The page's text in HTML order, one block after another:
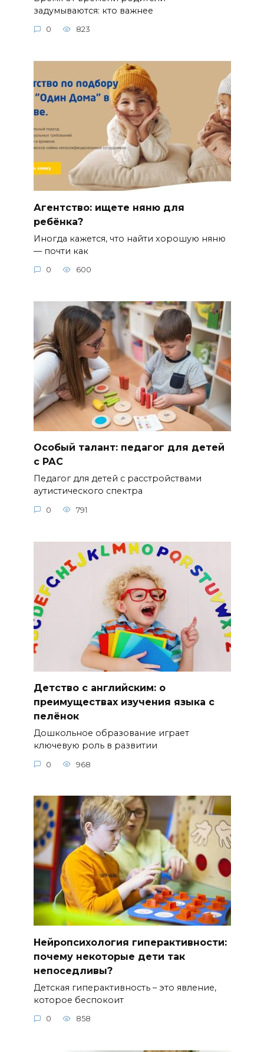
задумываются: кто важнее
0 823
Агентство: ищете няню для
ребёнка?
Иногда кажется, что найти хорошую няню
— почти как
0 600
Особый талант: педагог для детей
с РАС
Педагог для детей с расстройствами
аутистического спектра
0 791
Детство с английским: о
преимуществах изучения языка с
пелёнок
Дошкольное образование играет
ключевую роль в развитии
0 968
Нейропсихология гиперактивности:
почему некоторые дети так
непоседливы?
Детская гиперактивность – это явление,
которое беспокоит
0 858